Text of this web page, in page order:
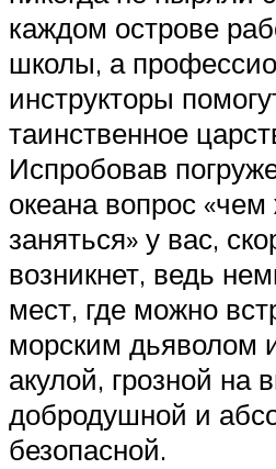
каждом острове
школы, а
инструкторы
таинственное
Испробовав
океана вопрос
заняться» у вас,
возникнет, ведь
мест, где можно
морским дьяволом
акулой, грозной на
добродушной и
безопасной.